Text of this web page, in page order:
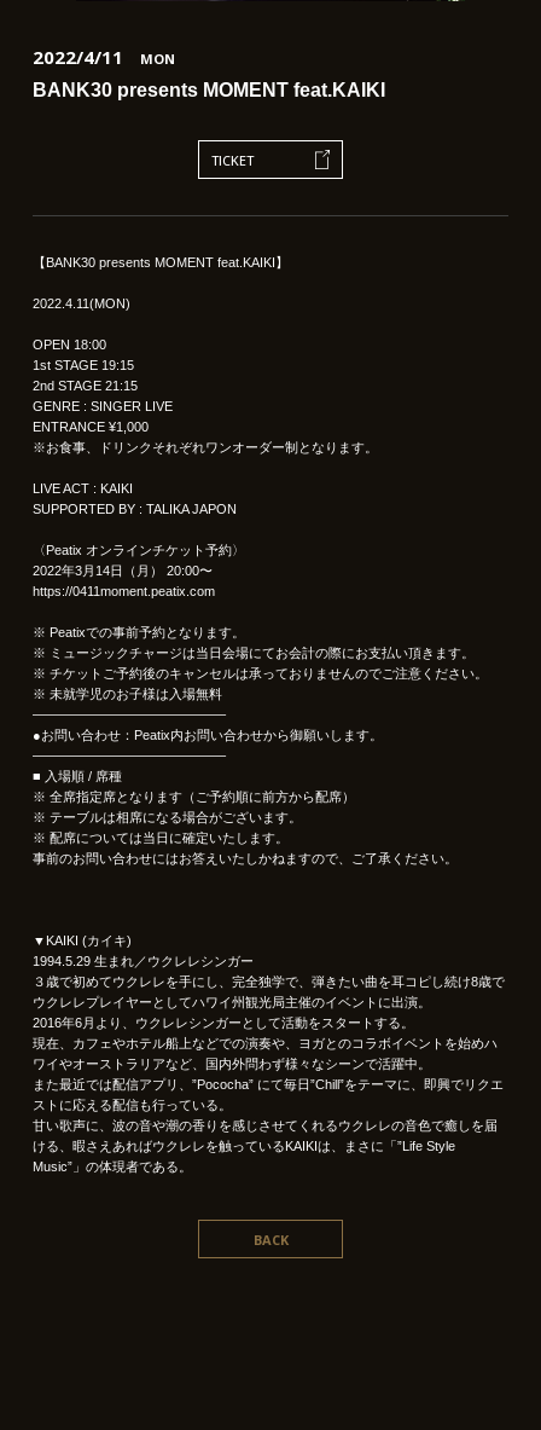
2022/4/11 MON
BANK30 presents MOMENT feat.KAIKI
TICKET
【BANK30 presents MOMENT feat.KAIKI】
2022.4.11(MON)
OPEN 18:00
1st STAGE 19:15
2nd STAGE 21:15
GENRE : SINGER LIVE
ENTRANCE ¥1,000
※お食事、ドリンクそれぞれワンオーダー制となります。
LIVE ACT : KAIKI
SUPPORTED BY : TALIKA JAPON
〈Peatix オンラインチケット予約〉
2022年3月14日（月） 20:00〜
https://0411moment.peatix.com
※ Peatixでの事前予約となります。
※ ミュージックチャージは当日会場にてお会計の際にお支払い頂きます。
※ チケットご予約後のキャンセルは承っておりませんのでご注意ください。
※ 未就学児のお子様は入場無料
——————————————–
●お問い合わせ：Peatix内お問い合わせから御願いします。
——————————————–
■ 入場順 / 席種
※ 全席指定席となります（ご予約順に前方から配席）
※ テーブルは相席になる場合がございます。
※ 配席については当日に確定いたします。
事前のお問い合わせにはお答えいたしかねますので、ご了承ください。
▼KAIKI (カイキ)
1994.5.29 生まれ／ウクレレシンガー
３歳で初めてウクレレを手にし、完全独学で、弾きたい曲を耳コピし続け8歳で
ウクレレプレイヤーとしてハワイ州観光局主催のイベントに出演。
2016年6月より、ウクレレシンガーとして活動をスタートする。
現在、カフェやホテル船上などでの演奏や、ヨガとのコラボイベントを始めハ
ワイやオーストラリアなど、国内外問わず様々なシーンで活躍中。
また最近では配信アプリ、”Pococha” にて毎日”Chill”をテーマに、即興でリクエ
ストに応える配信も行っている。
甘い歌声に、波の音や潮の香りを感じさせてくれるウクレレの音色で癒しを届
ける、暇さえあればウクレレを触っているKAIKIは、まさに「”Life Style
Music”」の体現者である。
BACK